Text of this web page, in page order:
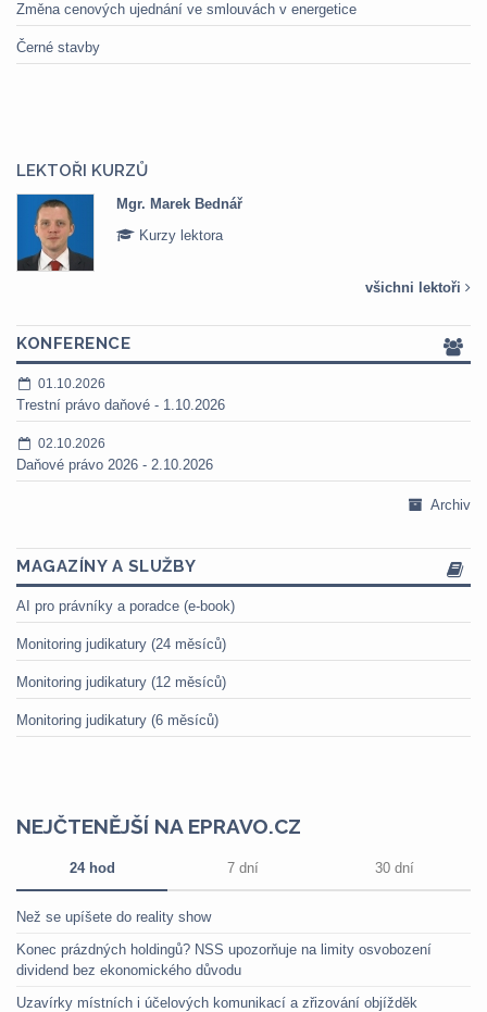
Změna cenových ujednání ve smlouvách v energetice
Černé stavby
LEKTOŘI KURZŮ
Mgr. Marek Bednář
Kurzy lektora
všichni lektoři
KONFERENCE
01.10.2026
Trestní právo daňové - 1.10.2026
02.10.2026
Daňové právo 2026 - 2.10.2026
Archiv
MAGAZÍNY A SLUŽBY
AI pro právníky a poradce (e-book)
Monitoring judikatury (24 měsíců)
Monitoring judikatury (12 měsíců)
Monitoring judikatury (6 měsíců)
NEJČTENĚJŠÍ NA EPRAVO.CZ
24 hod 7 dní 30 dní
Než se upíšete do reality show
Konec prázdných holdingů? NSS upozorňuje na limity osvobození
dividend bez ekonomického důvodu
Uzavírky místních i účelových komunikací a zřizování objížděk